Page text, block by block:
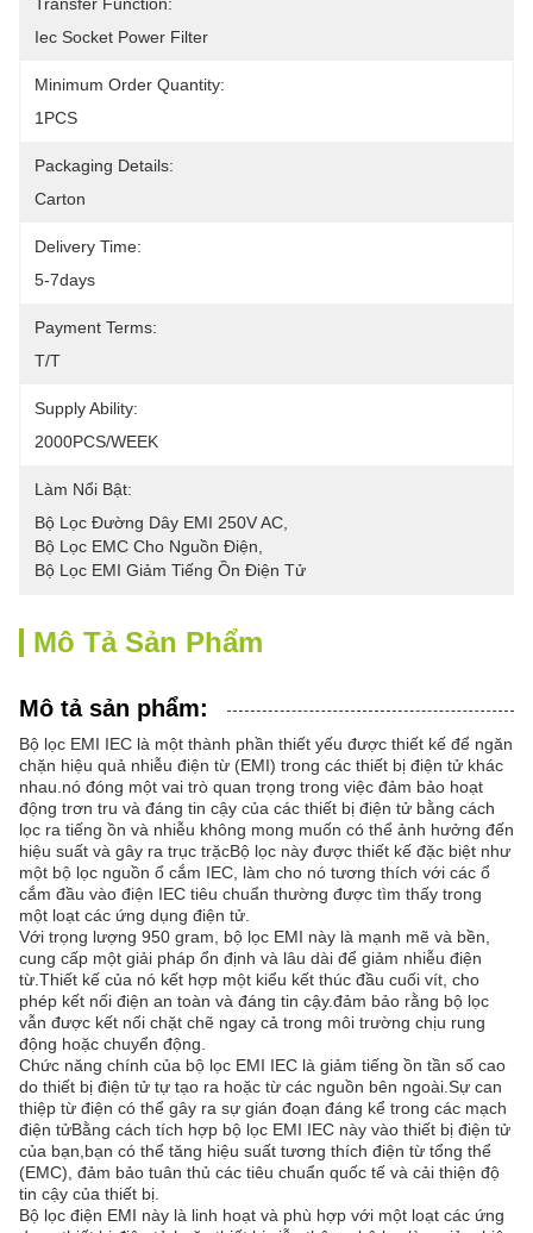
Iec Socket Power Filter
Minimum Order Quantity:
1PCS
Packaging Details:
Carton
Delivery Time:
5-7days
Payment Terms:
T/T
Supply Ability:
2000PCS/WEEK
Làm Nổi Bật:
Bộ Lọc Đường Dây EMI 250V AC
Bộ Lọc EMC Cho Nguồn Điện
Bộ Lọc EMI Giảm Tiếng Ồn Điện Tử
Mô Tả Sản Phẩm
Mô tả sản phẩm:
Bộ lọc EMI IEC là một thành phần thiết yếu được thiết kế để ngăn
chặn hiệu quả nhiễu điện từ (EMI) trong các thiết bị điện tử khác
nhau.nó đóng một vai trò quan trọng trong việc đảm bảo hoạt
động trơn tru và đáng tin cậy của các thiết bị điện tử bằng cách
lọc ra tiếng ồn và nhiễu không mong muốn có thể ảnh hưởng đến
hiệu suất và gây ra trục trặcBộ lọc này được thiết kế đặc biệt như
một bộ lọc nguồn ổ cắm IEC, làm cho nó tương thích với các ổ
cắm đầu vào điện IEC tiêu chuẩn thường được tìm thấy trong
một loạt các ứng dụng điện tử.
Với trọng lượng 950 gram, bộ lọc EMI này là mạnh mẽ và bền,
cung cấp một giải pháp ổn định và lâu dài để giảm nhiễu điện
từ.Thiết kế của nó kết hợp một kiểu kết thúc đầu cuối vít, cho
phép kết nối điện an toàn và đáng tin cậy.đảm bảo rằng bộ lọc
vẫn được kết nối chặt chẽ ngay cả trong môi trường chịu rung
động hoặc chuyển động.
Chức năng chính của bộ lọc EMI IEC là giảm tiếng ồn tần số cao
do thiết bị điện tử tự tạo ra hoặc từ các nguồn bên ngoài.Sự can
thiệp từ điện có thể gây ra sự gián đoạn đáng kể trong các mạch
điện tửBằng cách tích hợp bộ lọc EMI IEC này vào thiết bị điện tử
của bạn,bạn có thể tăng hiệu suất tương thích điện từ tổng thể
(EMC), đảm bảo tuân thủ các tiêu chuẩn quốc tế và cải thiện độ
tin cậy của thiết bị.
Bộ lọc điện EMI này là linh hoạt và phù hợp với một loạt các ứng